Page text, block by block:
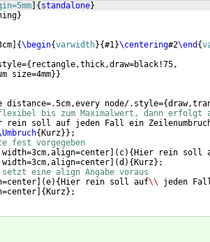
{ standalone}
}
{\begin{varwidth}{#1}\centering#2\end {
{ rectangle,thick,draw=black!75,
size=4mm
}}
distance=.5cm,every node/.style={
bis zum Maximalwert, dann erfolgt
rein soll auf jeden Fall ein
{ Kurz}} ;
fest vorgegeben
( c) { Hier rein soll
(d ) { Kurz} ;
setzt eine align Angabe voraus
(e) { Hier rein soll auf\\ jeden
{ Kurz} ;